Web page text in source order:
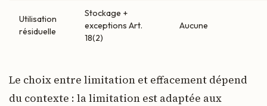
Utilisation
résiduelle
Stockage +
exceptions Art.
18(2)
Aucune
Le choix entre limitation et effacement dépend
du contexte : la limitation est adaptée aux